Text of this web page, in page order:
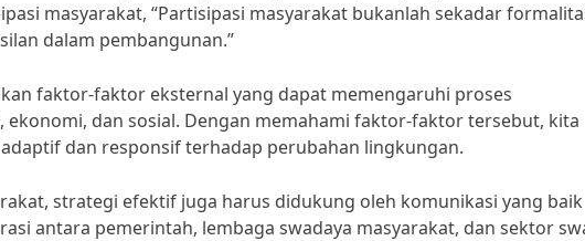
masyarakat, “Partisipasi masyarakat bukanlah sekadar
dalam pembangunan.”
faktor-faktor eksternal yang dapat memengaruhi proses
dan sosial. Dengan memahami faktor-faktor tersebut, kita
dan responsif terhadap perubahan lingkungan.
strategi efektif juga harus didukung oleh komunikasi yang baik
antara pemerintah, lembaga swadaya masyarakat, dan sektor